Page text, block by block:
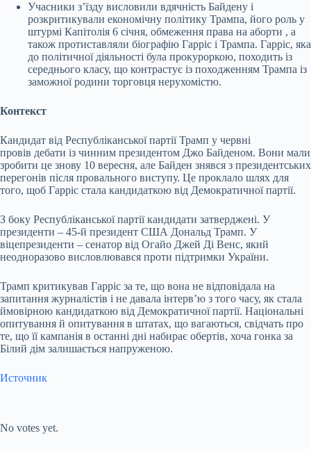
Учасники зʼїзду висловили вдячність Байдену і
розкритикували економічну політику Трампа, його роль у
штурмі Капітолія 6 січня, обмеження права на аборти , а
також протиставляли біографію Гарріс і Трампа. Гарріс, яка
до політичної діяльності була прокуроркою, походить із
середнього класу, що контрастує із походженням Трампа із
заможної родини торговця нерухомістю.
Контекст
Кандидат від Республіканської партії Трамп у червні
провів дебати із чинним президентом Джо Байденом. Вони мали
зробити це знову 10 вересня, але Байден знявся з президентських
перегонів після провального виступу. Це проклало шлях для
того, щоб Гарріс стала кандидаткою від Демократичної партії.
З боку Республіканської партії кандидати затверджені. У
президенти – 45-й президент США Дональд Трамп. У
віцепрезиденти – сенатор від Огайо Джей Ді Венс, який
неодноразово висловлювався проти підтримки України.
Трамп критикував Гарріс за те, що вона не відповідала на
запитання журналістів і не давала інтервʼю з того часу, як стала
ймовірною кандидаткою від Демократичної партії. Національні
опитування й опитування в штатах, що вагаються, свідчать про
те, що її кампанія в останні дні набирає обертів, хоча гонка за
Білий дім залишається напруженою.
Источник
No votes yet.